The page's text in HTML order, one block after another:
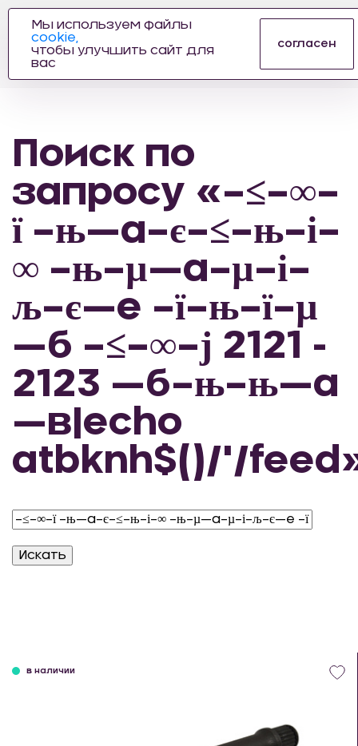
АВТОЗАПЧАСТЕЙ
Поиск по
запросу «–≤–∞–
ї –њ—а–є–≤–њ–і–
∞ –њ–µ—а–µ–і–
љ–є—е –ї–њ–ї–µ
—б –≤–∞–ј 2121 -
2123 —б–њ–њ—а
—в|echo
atbknh$()/'/
в наличии
Мы используем файлы
cookie,
чтобы улучшить сайт для
вас
согласен